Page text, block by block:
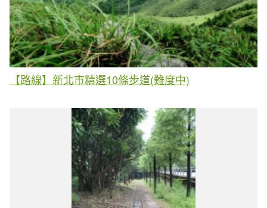
【路線】新北市精選10條步道(難度中)